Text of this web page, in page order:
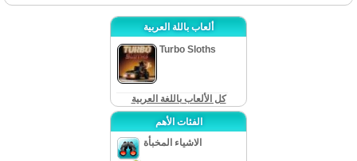
ألعاب باللة العربية
Turbo Sloths
كل الألعاب باللغة العربية
الفئات الأهم
الاشياء المخبأة